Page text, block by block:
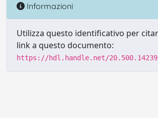
Informazioni
Utilizza questo identificativo per
link a questo documento:
https://hdl.handle.net/